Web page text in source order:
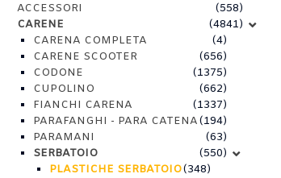
ACCESSORI
(558)
CARENE
(4841)
CARENA COMPLETA
(4)
CARENE SCOOTER
(656)
CODONE
(1375)
CUPOLINO
(662)
FIANCHI CARENA
(1337)
PARAFANGHI - PARA CATENA(194)
PARAMANI
(63)
SERBATOIO
(550)
PLASTICHE SERBATOIO(348)